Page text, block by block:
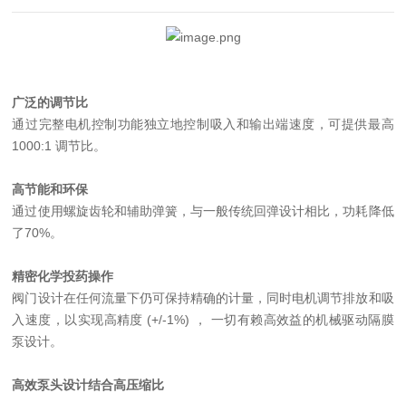
广泛的调节比
通过完整电机控制功能独立地控制吸入和输出端速度，可提供最高
1000:1 调节比。
高节能和环保
通过使用螺旋齿轮和辅助弹簧，与一般传统回弹设计相比，功耗降低
了70%。
精密化学投药操作
阀门设计在任何流量下仍可保持精确的计量，同时电机调节排放和吸
入速度，以实现高精度 (+/-1%) ， 一切有赖高效益的机械驱动隔膜
泵设计。
高效泵头设计结合高压缩比